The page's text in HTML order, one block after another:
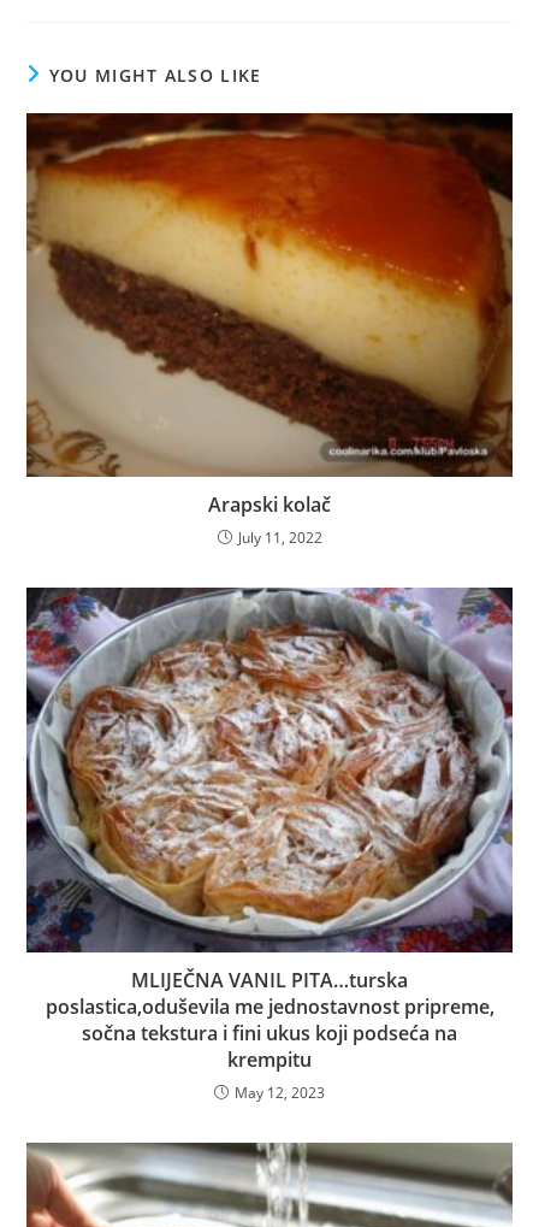
YOU MIGHT ALSO LIKE
Arapski kolač
July 11, 2022
MLIJEČNA VANIL PITA…turska
poslastica,oduševila me jednostavnost pripreme,
sočna tekstura i fini ukus koji podseća na
krempitu
May 12, 2023